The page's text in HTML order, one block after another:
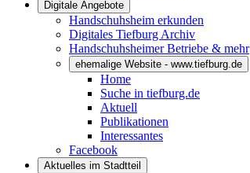
Digitale Angebote
Handschuhsheim erkunden
Digitales Tiefburg Archiv
Handschuhsheimer Betriebe & mehr
ehemalige Website - www.tiefburg.de
Home
Suche in tiefburg.de
Aktuell
Publikationen
Interessantes
Facebook
Aktuelles im Stadtteil